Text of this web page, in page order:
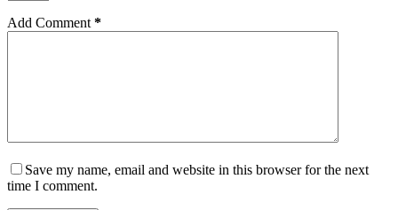
Add Comment *
Save my name, email and website in this browser for the next
time I comment.